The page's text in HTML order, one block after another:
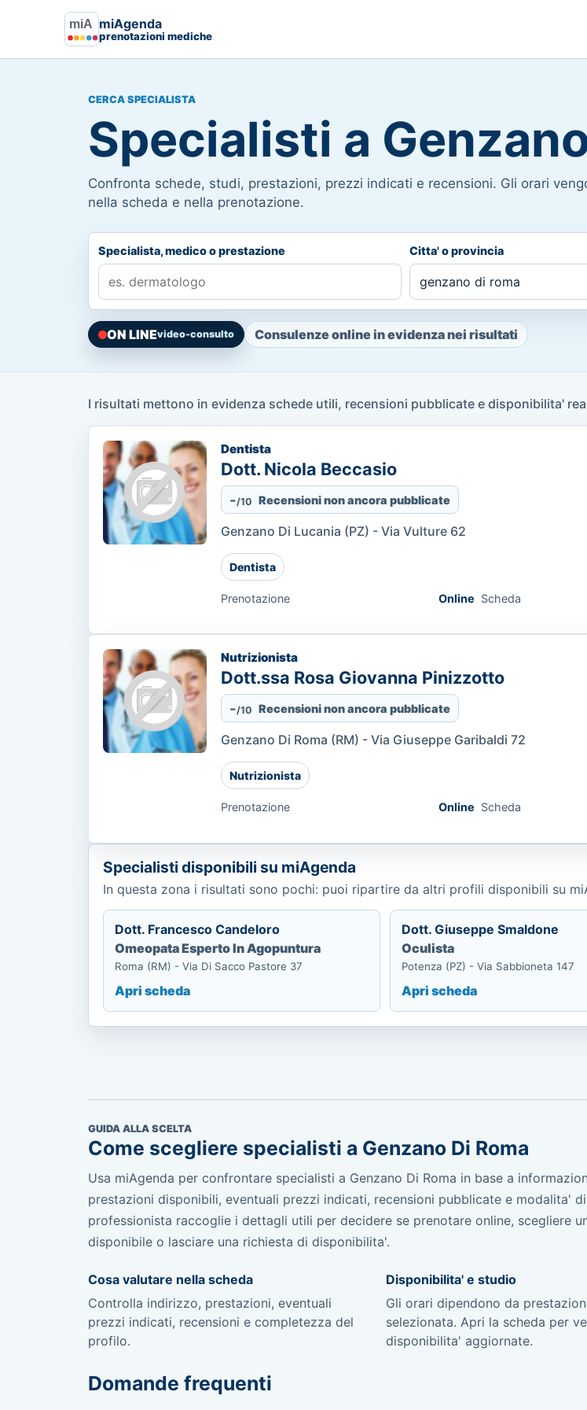
miAgenda
prenotazioni mediche
CERCA SPECIALISTA
Specialisti a
Confronta schede, studi, prestazioni, prezzi indicati e recensioni. Gli orari
nella scheda e nella prenotazione.
Specialista, medico o prestazione Citta' o provincia
ON LINEvideo-consulto Consulenze online in evidenza nei risultati
I risultati mettono in evidenza schede utili, recensioni pubblicate e disponibilita'
Dentista
Dott. Nicola Beccasio
-/10 Recensioni non ancora pubblicate
Genzano Di Lucania (PZ) - Via Vulture 62
Dentista
Prenotazione Online Scheda
Nutrizionista
Dott.ssa Rosa Giovanna Pinizzotto
-/10 Recensioni non ancora pubblicate
Genzano Di Roma (RM) - Via Giuseppe Garibaldi 72
Nutrizionista
Prenotazione Online Scheda
Specialisti disponibili su miAgenda
In questa zona i risultati sono pochi: puoi ripartire da altri profili disponibili su
Dott. Francesco Candeloro
Omeopata Esperto In Agopuntura
Roma (RM) - Via Di Sacco Pastore 37
Apri scheda
Dott. Giuseppe Smaldone
Oculista
Potenza (PZ) - Via Sabbioneta 147
Apri scheda
GUIDA ALLA SCELTA
Come scegliere specialisti a Genzano Di Roma
Usa miAgenda per confrontare specialisti a Genzano Di Roma in base a
prestazioni disponibili, eventuali prezzi indicati, recensioni pubblicate e modalita'
professionista raccoglie i dettagli utili per decidere se prenotare online, scegliere
disponibile o lasciare una richiesta di disponibilita'.
Cosa valutare nella scheda
Controlla indirizzo, prestazioni, eventuali
prezzi indicati, recensioni e completezza del
profilo.
Disponibilita' e studio
Gli orari dipendono da
selezionata. Apri la scheda per
disponibilita' aggiornate.
Domande frequenti